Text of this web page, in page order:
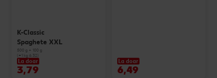
K-Classic
Spaghete XXL
500 g + 100 g
(=1 kg 6.32)
La doar
3,79
La doar
6,49